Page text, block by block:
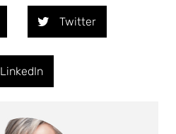
Twitter
LinkedIn